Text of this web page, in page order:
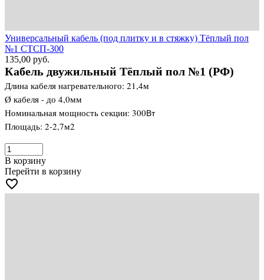
Универсальный кабель (под плитку и в стяжку) Тёплый пол
№1 СТСП-300
135,00 руб.
Кабель двужильный Тёплый пол №1 (РФ)
Длина кабеля нагревательного: 21,4м
Ø кабеля - до 4,0мм
Номинальная мощность секции: 300Вт
Площадь: 2-2,7м2
В корзину
Перейти в корзину
favorite_border